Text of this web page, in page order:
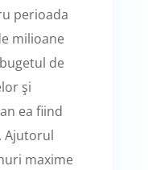
perioada
milioane
de
şi
ea fiind
Ajutorul
maxime